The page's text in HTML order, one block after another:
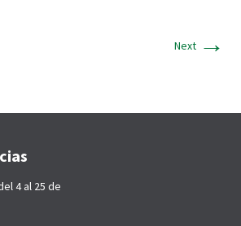
Next →
4 al 25 de